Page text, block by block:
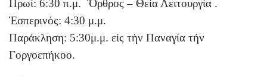
Πρωί: 6:30 π.μ. Ὄρθρος – Θεία Λειτουργία .
Ἑσπερινός: 4:30 μ.μ.
Παράκληση: 5:30μ.μ. εἰς τὴν Παναγία τήν
Γοργοεπήκοο.